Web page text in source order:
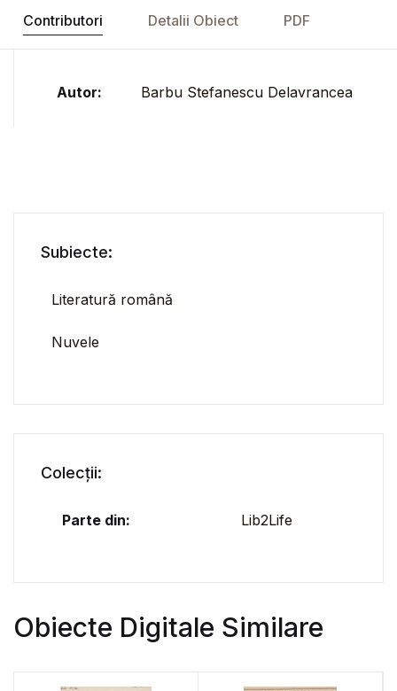
Contributori Detalii Obiect PDF
Autor: Barbu Stefanescu Delavrancea
Subiecte:
Literatură română
Nuvele
Colecții:
Parte din: Lib2Life
Obiecte Digitale Similare